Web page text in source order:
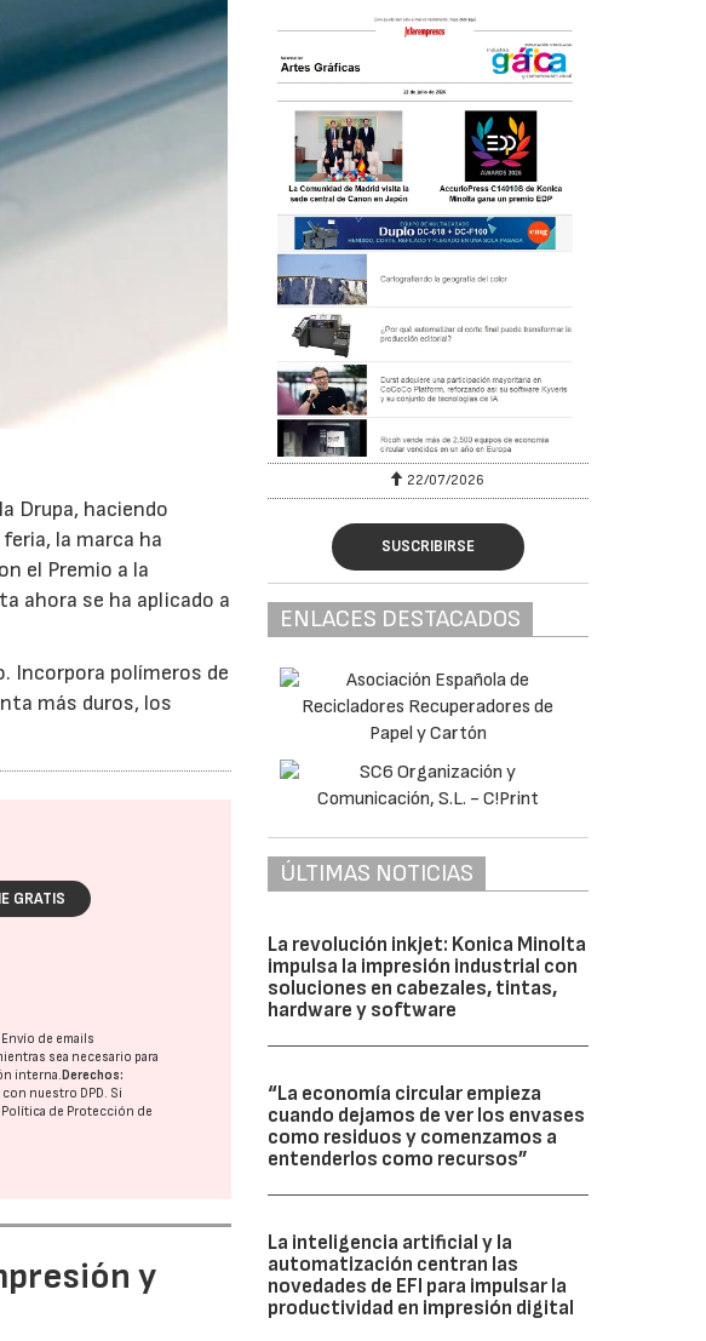
Drupa, haciendo
la marca ha
el Premio a la
ahora se ha aplicado a
Incorpora polímeros de
más duros, los
GRATIS
de emails
sea necesario para
interna.Derechos:
nuestro DPD. Si
Política de Protección de
y
22/07/2026
SUSCRIBIRSE
ENLACES DESTACADOS
ÚLTIMAS NOTICIAS
La revolución inkjet: Konica Minolta
impulsa la impresión industrial con
soluciones en cabezales, tintas,
hardware y software
“La economía circular empieza
cuando dejamos de ver los envases
como residuos y comenzamos a
entenderlos como recursos”
La inteligencia artificial y la
automatización centran las
novedades de EFI para impulsar la
productividad en impresión digital